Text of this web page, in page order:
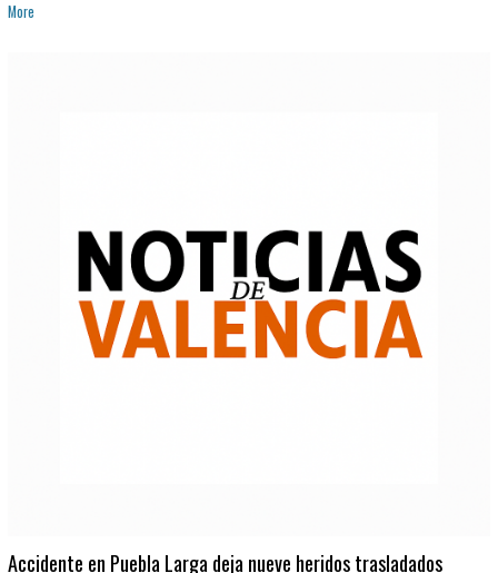
More
Accidente en Puebla Larga deja nueve heridos trasladados